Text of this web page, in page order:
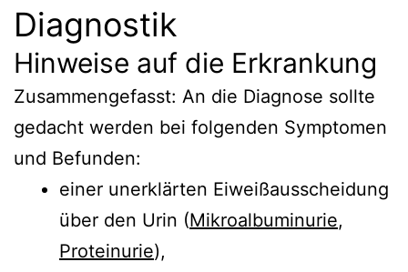
Diagnostik
Hinweise auf die Erkrankung
Zusammengefasst: An die Diagnose sollte
gedacht werden bei folgenden Symptomen
und Befunden:
einer unerklärten Eiweißausscheidung
über den Urin (Mikroalbuminurie,
Proteinurie),